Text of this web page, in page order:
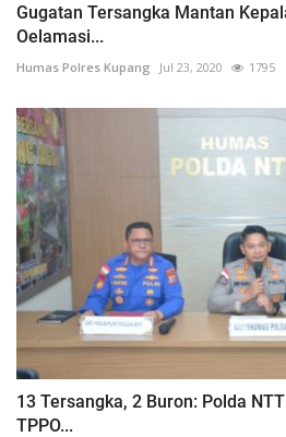
Gugatan Tersangka Mantan
Oelamasi...
Humas Polres Kupang Jul 23, 2020 1795
13 Tersangka, 2 Buron: Polda
TPPO...